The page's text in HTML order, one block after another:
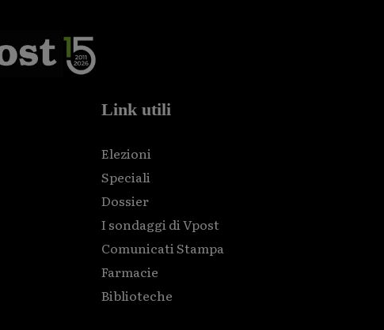
Link utili
Elezioni
Speciali
Dossier
I sondaggi di Vpost
Comunicati Stampa
Farmacie
Biblioteche